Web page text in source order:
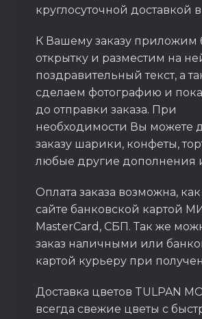
круглосуточной доставкой
К Вашему заказу приложим
открытку и разместим на
поздравительный текст, а
сделаем фотографию и
до отправки заказа. При
необходимости Вы можете
заказу шарики, конфеты,
любые другие дополнения
Оплата заказа возможна,
сайте банковской картой
MasterCard, СБП. Так же
заказ наличными или
картой курьеру при
Доставка цветов TULPAN
всегда свежие цветы с